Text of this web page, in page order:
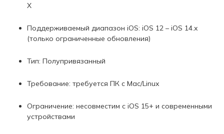
X
Поддерживаемый диапазон iOS: iOS 12 – iOS 14.x
(только ограниченные обновления)
Тип: Полупривязанный
Требование: требуется ПК с Mac/Linux
Ограничение: несовместим с iOS 15+ и современными
устройствами